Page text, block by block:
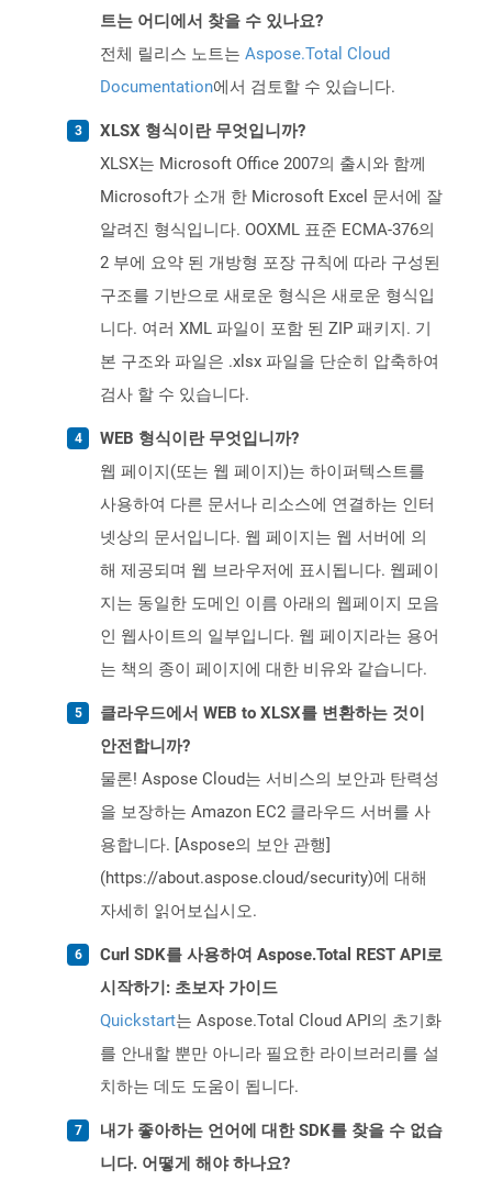
트는 어디에서 찾을 수 있나요?
전체 릴리스 노트는 Aspose.Total Cloud
Documentation에서 검토할 수 있습니다.
XLSX 형식이란 무엇입니까?
XLSX는 Microsoft Office 2007의 출시와 함께
Microsoft가 소개 한 Microsoft Excel 문서에 잘
알려진 형식입니다. OOXML 표준 ECMA-376의
2 부에 요약 된 개방형 포장 규칙에 따라 구성된
구조를 기반으로 새로운 형식은 새로운 형식입
니다. 여러 XML 파일이 포함 된 ZIP 패키지. 기
본 구조와 파일은 .xlsx 파일을 단순히 압축하여
검사 할 수 있습니다.
WEB 형식이란 무엇입니까?
웹 페이지(또는 웹 페이지)는 하이퍼텍스트를
사용하여 다른 문서나 리소스에 연결하는 인터
넷상의 문서입니다. 웹 페이지는 웹 서버에 의
해 제공되며 웹 브라우저에 표시됩니다. 웹페이
지는 동일한 도메인 이름 아래의 웹페이지 모음
인 웹사이트의 일부입니다. 웹 페이지라는 용어
는 책의 종이 페이지에 대한 비유와 같습니다.
클라우드에서 WEB to XLSX를 변환하는 것이
안전합니까?
물론! Aspose Cloud는 서비스의 보안과 탄력성
을 보장하는 Amazon EC2 클라우드 서버를 사
용합니다. [Aspose의 보안 관행]
(https://about.aspose.cloud/security)에 대해
자세히 읽어보십시오.
Curl SDK를 사용하여 Aspose.Total REST API로
시작하기: 초보자 가이드
Quickstart는 Aspose.Total Cloud API의 초기화
를 안내할 뿐만 아니라 필요한 라이브러리를 설
치하는 데도 도움이 됩니다.
내가 좋아하는 언어에 대한 SDK를 찾을 수 없습
니다. 어떻게 해야 하나요?